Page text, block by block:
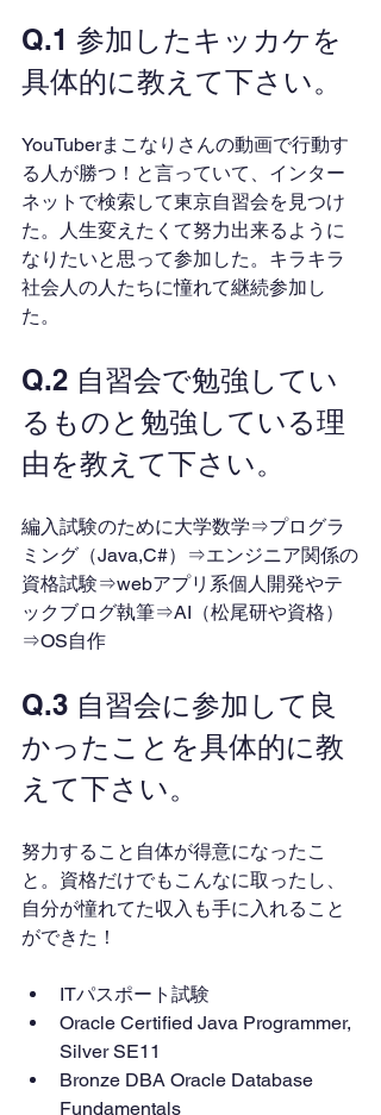
Q.1 参加したキッカケを
具体的に教えて下さい。
YouTuberまこなりさんの動画で行動す
る人が勝つ！と言っていて、インター
ネットで検索して東京自習会を見つけ
た。人生変えたくて努力出来るように
なりたいと思って参加した。キラキラ
社会人の人たちに憧れて継続参加し
た。
Q.2 自習会で勉強してい
るものと勉強している理
由を教えて下さい。
編入試験のために大学数学⇒プログラ
ミング（Java,C#）⇒エンジニア関係の
資格試験⇒webアプリ系個人開発やテ
ックブログ執筆⇒AI（松尾研や資格）
⇒OS自作
Q.3 自習会に参加して良
かったことを具体的に教
えて下さい。
努力すること自体が得意になったこ
と。資格だけでもこんなに取ったし、
自分が憧れてた収入も手に入れること
ができた！
ITパスポート試験
Oracle Certified Java Programmer,
Silver SE11
Bronze DBA Oracle Database
Fundamentals